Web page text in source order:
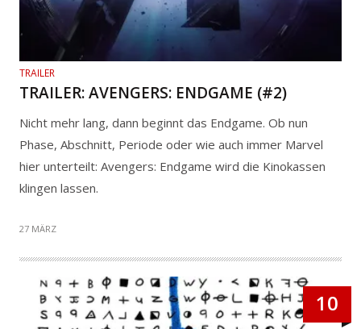
TRAILER
TRAILER: AVENGERS: ENDGAME (#2)
Nicht mehr lang, dann beginnt das Endgame. Ob nun
Phase, Abschnitt, Periode oder wie auch immer Marvel
hier unterteilt: Avengers: Endgame wird die Kinokassen
klingen lassen.
27 MÄRZ
10